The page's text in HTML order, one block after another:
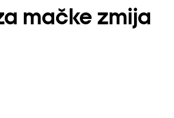
mačke zmija